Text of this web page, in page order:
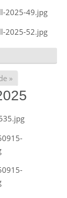
»